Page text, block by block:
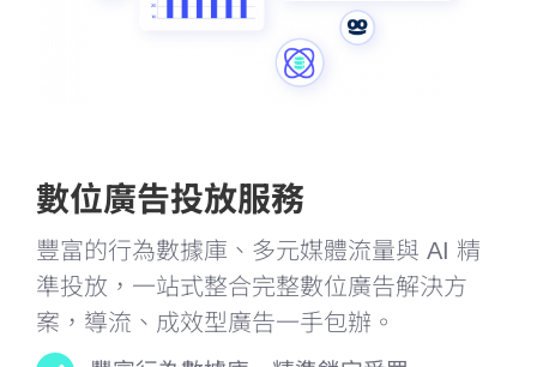
數位廣告投放服務
豐富的行為數據庫、多元媒體流量與 AI 精
準投放，一站式整合完整數位廣告解決方
案，導流、成效型廣告一手包辦。